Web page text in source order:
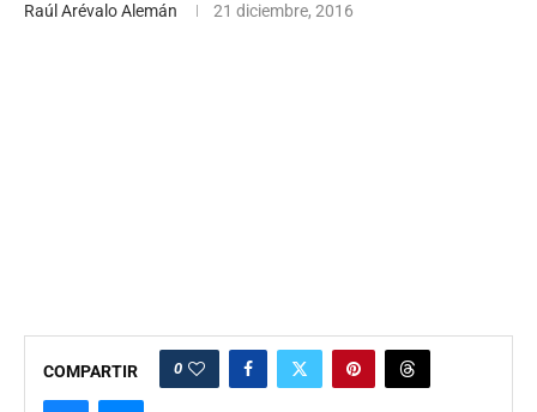
Raúl Arévalo Alemán 21 diciembre, 2016
COMPARTIR 0